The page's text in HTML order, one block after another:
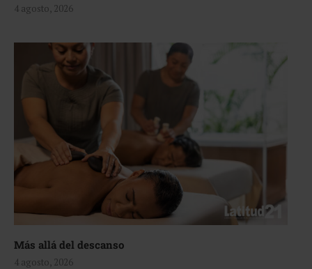
4 agosto, 2026
Más allá del descanso
4 agosto, 2026